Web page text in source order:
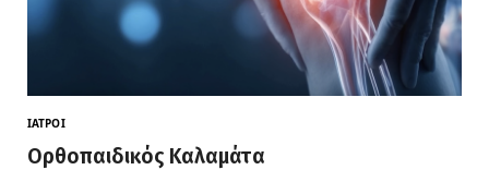
ΙΑΤΡΟΊ
Ορθοπαιδικός Καλαμάτα